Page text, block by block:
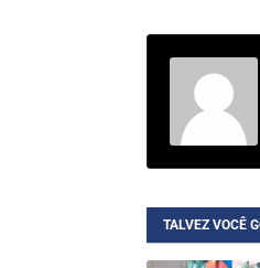
TALVEZ VOCÊ